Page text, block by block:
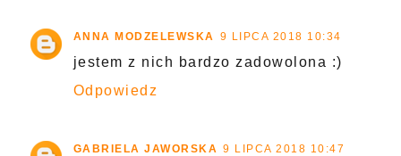
ANNA MODZELEWSKA 9 LIPCA 2018 10:34
jestem z nich bardzo zadowolona :)
Odpowiedz
GABRIELA JAWORSKA 9 LIPCA 2018 10:47